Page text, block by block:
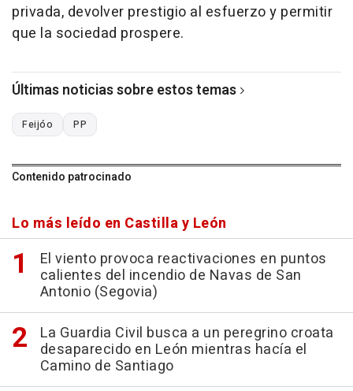
privada, devolver prestigio al esfuerzo y permitir
que la sociedad prospere.
Últimas noticias sobre estos temas
Feijóo PP
Contenido patrocinado
Lo más leído en Castilla y León
El viento provoca reactivaciones en puntos
calientes del incendio de Navas de San
Antonio (Segovia)
La Guardia Civil busca a un peregrino croata
desaparecido en León mientras hacía el
Camino de Santiago